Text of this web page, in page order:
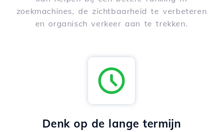
zoekmachines, de zichtbaarheid te verbeteren
en organisch verkeer aan te trekken.
Denk op de lange termijn